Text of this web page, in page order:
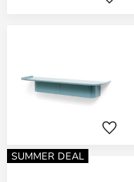
SUMMER DEAL